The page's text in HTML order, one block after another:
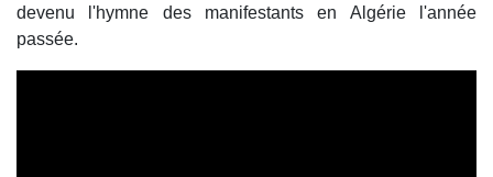
devenu l'hymne des manifestants en Algérie l'année
passée.